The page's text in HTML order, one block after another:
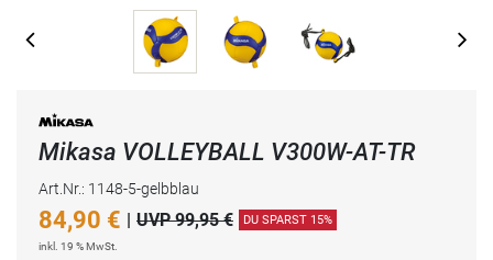
Mikasa VOLLEYBALL V300W-AT-TR
Art.Nr.: 1148-5-gelbblau
84,90 € | UVP 99,95 € DU SPARST 15%
inkl. 19 % MwSt.